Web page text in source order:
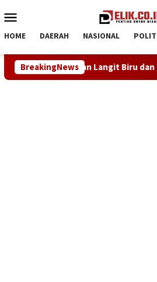
ke
Mobile
HOME DAERAH NASIONAL
BreakingNews
Wujudkan Langit Biru dan